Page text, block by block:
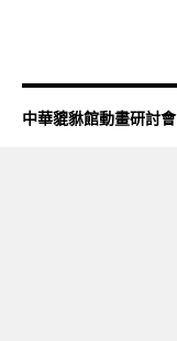
中華貔貅館動畫研討會